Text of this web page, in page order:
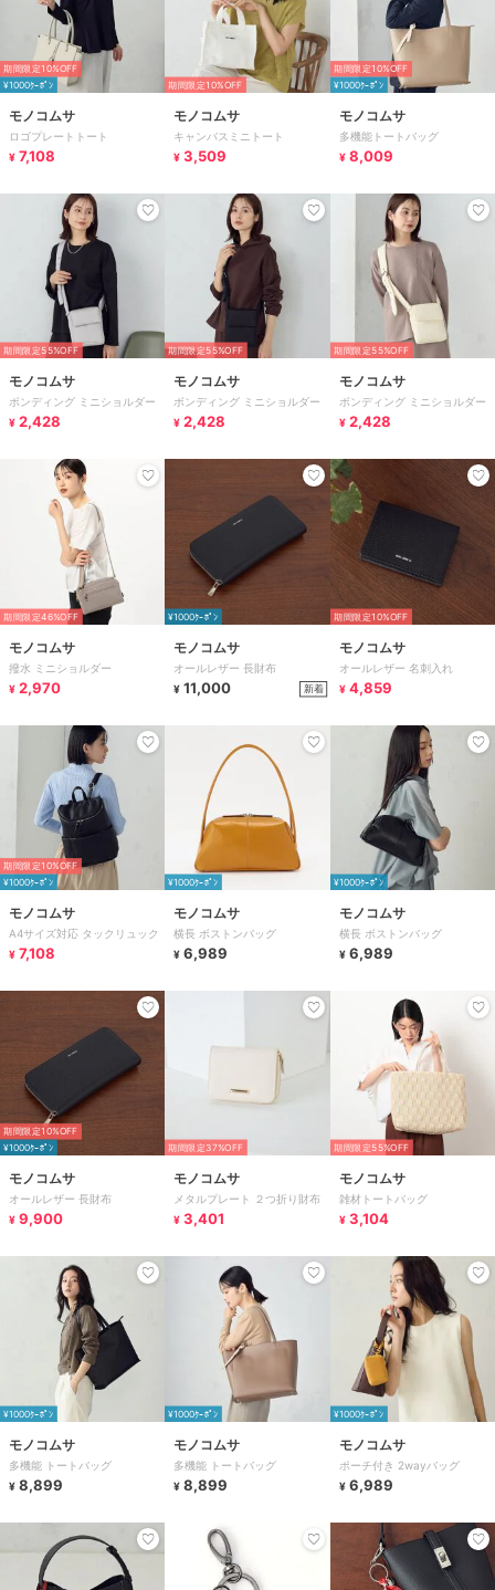
期間限定10%OFF
¥1000ｸｰﾎﾟﾝ
モノコムサ
ロゴプレートトート
¥ 7,108
期間限定10%OFF
モノコムサ
キャンバスミニトート
¥ 3,509
期間限定10%OFF
¥1000ｸｰﾎﾟﾝ
モノコムサ
多機能トートバッグ
¥ 8,009
期間限定55%OFF
モノコムサ
ボンディング ミニショルダー
¥ 2,428
期間限定55%OFF
モノコムサ
ボンディング ミニショルダー
¥ 2,428
期間限定55%OFF
モノコムサ
ボンディング ミニショルダー
¥ 2,428
期間限定46%OFF
モノコムサ
撥水 ミニショルダー
¥ 2,970
¥1000ｸｰﾎﾟﾝ
モノコムサ
オールレザー 長財布
¥ 11,000 新着
期間限定10%OFF
モノコムサ
オールレザー 名刺入れ
¥ 4,859
期間限定10%OFF
¥1000ｸｰﾎﾟﾝ
モノコムサ
A4サイズ対応 タックリュック
¥ 7,108
¥1000ｸｰﾎﾟﾝ
モノコムサ
横長 ボストンバッグ
¥ 6,989
¥1000ｸｰﾎﾟﾝ
モノコムサ
横長 ボストンバッグ
¥ 6,989
期間限定10%OFF
¥1000ｸｰﾎﾟﾝ
モノコムサ
オールレザー 長財布
¥ 9,900
期間限定37%OFF
モノコムサ
メタルプレート ２つ折り財布
¥ 3,401
期間限定55%OFF
モノコムサ
雑材トートバッグ
¥ 3,104
¥1000ｸｰﾎﾟﾝ
モノコムサ
多機能 トートバッグ
¥ 8,899
¥1000ｸｰﾎﾟﾝ
モノコムサ
多機能 トートバッグ
¥ 8,899
¥1000ｸｰﾎﾟﾝ
モノコムサ
ポーチ付き 2wayバッグ
¥ 6,989